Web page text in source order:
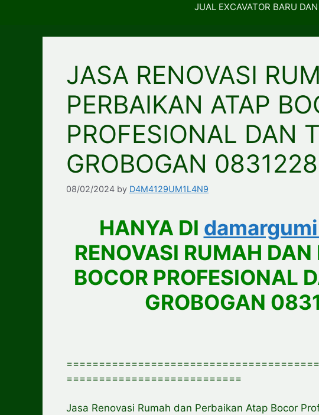
JUAL EXCAVATOR BARU
JASA RENOVASI
PERBAIKAN ATAP
PROFESIONAL DAN
GROBOGAN
08/02/2024 by D4M4129UM1L4N9
HANYA DI
RENOVASI RUMAH
BOCOR PROFESIONAL
GROBOGAN
===========================
Jasa Renovasi Rumah dan Perbaikan Atap Bocor